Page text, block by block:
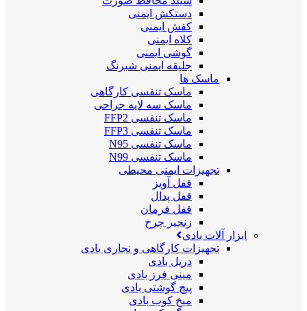
دستکش ایمنی
کفش ایمنی
کلاه ایمنی
گوشی ایمنی
جلیقه ایمنی شبرنگ
ماسک ها
ماسک تنفسی کارگاهی
ماسک سه لایه جراحی
ماسک تنفسی FFP2
ماسک تنفسی FFP3
ماسک تنفسی N95
ماسک تنفسی N99
تجهیزات ایمنی محیطی
قفل آویز
قفل پدال
قفل فرمان
زنجیر چرخ
ابزار آلات بادی
تجهیزات کارگاهی و نجاری بادی
دریل بادی
مینی فرز بادی
پیچ گوشتی بادی
میخ کوب بادی